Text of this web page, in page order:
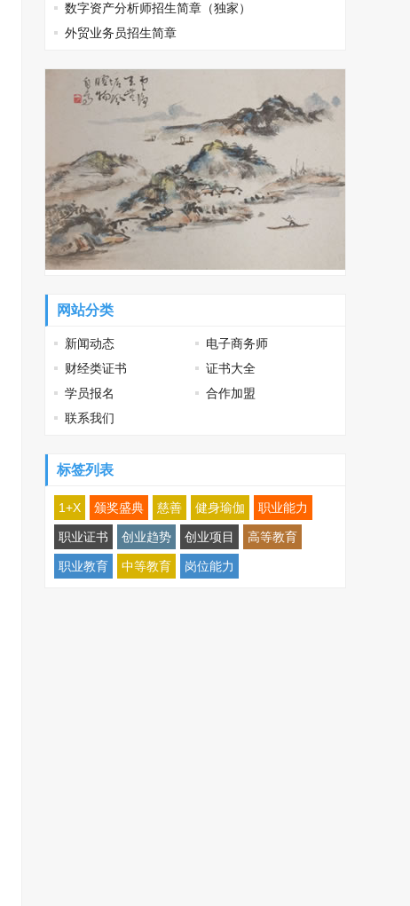
数字资产分析师招生简章（独家）
外贸业务员招生简章
网站分类
新闻动态
电子商务师
财经类证书
证书大全
学员报名
合作加盟
联系我们
标签列表
1+X 颁奖盛典 慈善 健身瑜伽 职业能力
职业证书 创业趋势 创业项目 高等教育
职业教育 中等教育 岗位能力